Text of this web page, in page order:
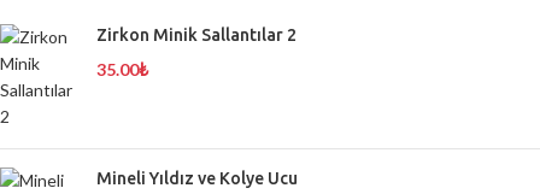
Zirkon Minik Sallantılar 2
35.00₺
Mineli Yıldız ve Kolye Ucu